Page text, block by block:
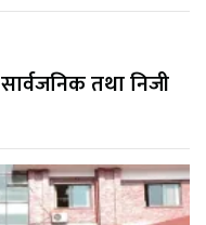
तथा निजी